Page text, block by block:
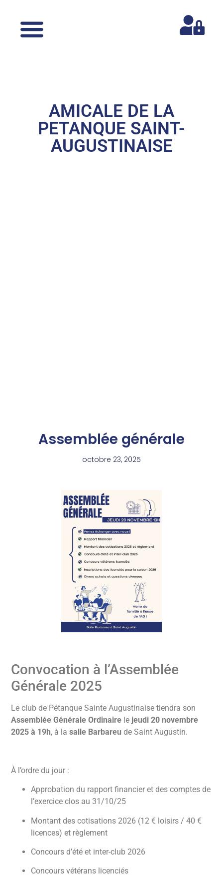
AMICALE DE LA
PETANQUE SAINT-
AUGUSTINAISE
Assemblée générale
octobre 23, 2025
Convocation à l’Assemblée
Générale 2025
Le club de Pétanque Sainte Augustinaise tiendra son
Assemblée Générale Ordinaire le jeudi 20 novembre
2025 à 19h, à lasalle Barbareu de Saint Augustin.
À l’ordre du jour :
Approbation du rapport financier et des comptes de
l’exercice clos au 31/10/25
Montant des cotisations 2026 (12 € loisirs / 40 €
licences) et règlement
Concours d’été et inter-club 2026
Concours vétérans licenciés